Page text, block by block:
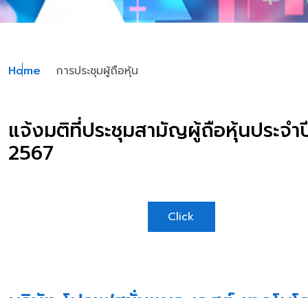
Home การประชุมผู้ถือหุ้น
แจ้งมติที่ประชุมสามัญผู้ถือหุ้นประจำ
2567
Click